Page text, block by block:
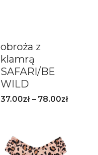
obroża z
klamrą
SAFARI/BE
WILD
37.00zł – 78.00zł